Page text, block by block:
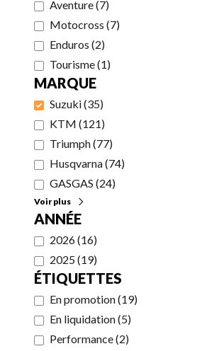
Aventure(7)
Motocross (7)
Enduros (2)
Tourisme(1)
MARQUE
Suzuki(35)
KTM (121)
Triumph(77)
Husqvarna(74)
GASGAS (24)
Voir plus
ANNÉE
2026(16)
2025(19)
ÉTIQUETTES
En promotion(19)
En liquidation(5)
Performance(2)